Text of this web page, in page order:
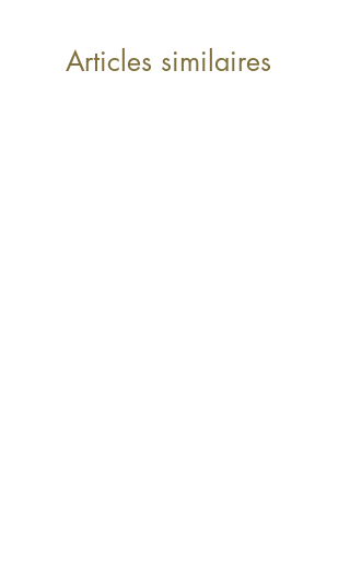
Articles similaires